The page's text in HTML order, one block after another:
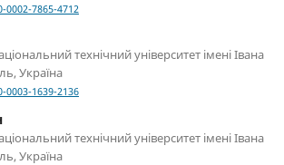
7865-4712
технічний університет імені Івана
Україна
1639-2136
технічний університет імені Івана
Україна